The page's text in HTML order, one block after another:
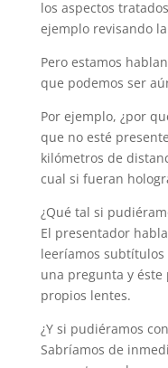
los aspectos
ejemplo revisando
Pero estamos
que podemos ser
Por ejemplo, ¿por
que no esté
kilómetros de
cual si fueran
¿Qué tal si
El presentador
leeríamos
una pregunta y
propios lentes.
¿Y si pudiéramos
Sabríamos de